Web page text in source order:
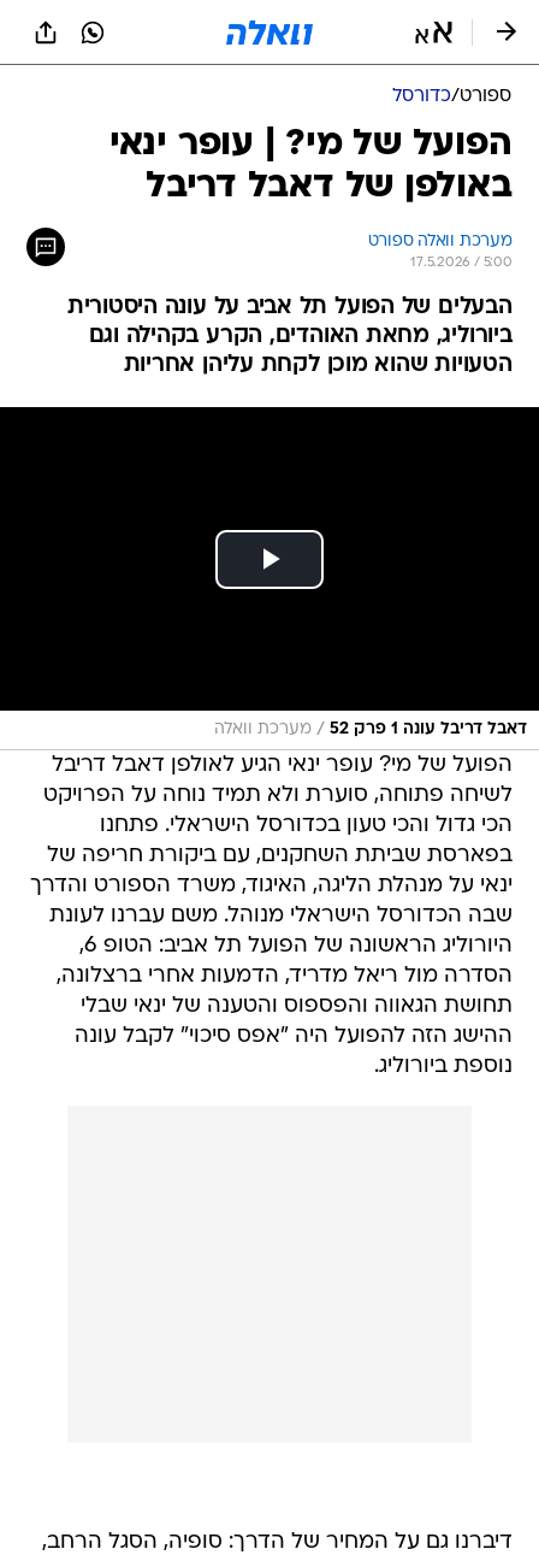
ספורט/כדורסל
הפועל של מי? | עופר ינאי
באולפן של דאבל דריבל
מערכת וואלה ספורט
17.5.2026 / 5:00
הבעלים של הפועל תל אביב על עונה היסטורית
ביורוליג, מחאת האוהדים, הקרע בקהילה וגם
הטעויות שהוא מוכן לקחת עליהן אחריות
דאבל דריבל עונה 1 פרק 52 / מערכת וואלה
הפועל של מי? עופר ינאי הגיע לאולפן דאבל דריבל
לשיחה פתוחה, סוערת ולא תמיד נוחה על הפרויקט
הכי גדול והכי טעון בכדורסל הישראלי. פתחנו
בפארסת שביתת השחקנים, עם ביקורת חריפה של
ינאי על מנהלת הליגה, האיגוד, משרד הספורט והדרך
שבה הכדורסל הישראלי מנוהל. משם עברנו לעונת
היורוליג הראשונה של הפועל תל אביב: הטופ 6,
הסדרה מול ריאל מדריד, הדמעות אחרי ברצלונה,
תחושת הגאווה והפספוס והטענה של ינאי שבלי
ההישג הזה להפועל היה "אפס סיכוי" לקבל עונה
נוספת ביורוליג.
דיברנו גם על המחיר של הדרך: סופיה, הסגל הרחב,